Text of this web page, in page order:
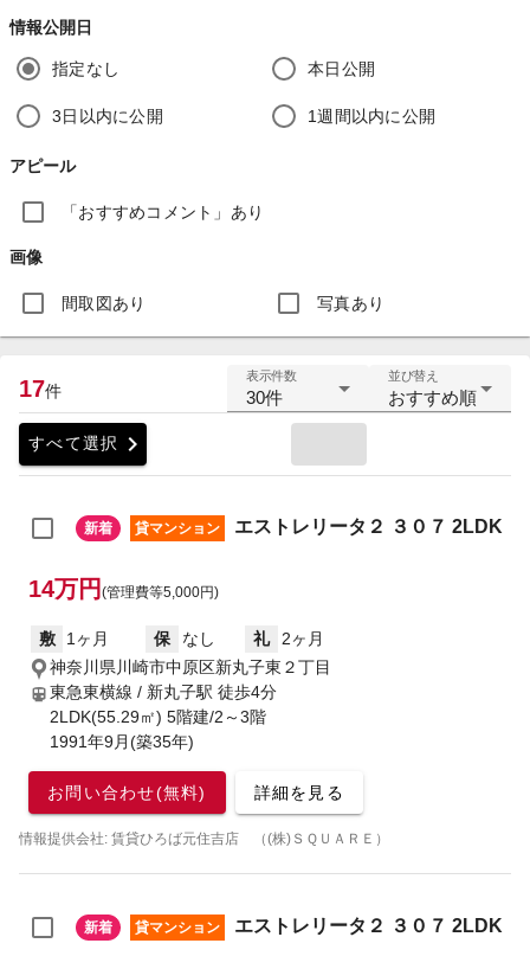
情報公開日
指定なし 本日公開
3日以内に公開 1週間以内に公開
アピール
「おすすめコメント」あり
画像
間取図あり 写真あり
17件
表示件数
30件
並び替え
おすすめ順
すべて選択 chevron_right
新着 貸マンション エストレリータ２ ３０７ 2LDK
14万円 (管理費等5,000円)
敷 1ヶ月 保 なし 礼
2ヶ月
神奈川県川崎市中原区新丸子東２丁目
東急東横線 / 新丸子駅 徒歩4分
2LDK(55.29㎡) 5階建/2～3階
1991年9月(築35年)
お問い合わせ(無料) 詳細を見る
情報提供会社: 賃貸ひろば元住吉店 （(株)ＳＱＵＡＲＥ）
新着 貸マンション エストレリータ２ ３０７ 2LDK